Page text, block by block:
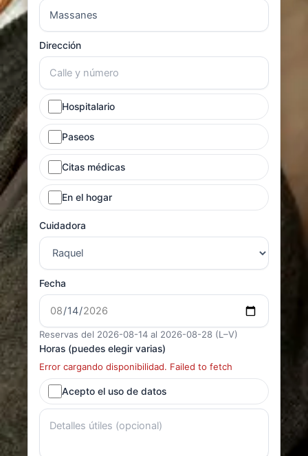
Dirección
Hospitalario
Paseos
Citas médicas
En el hogar
Cuidadora
Fecha
Reservas del 2026-08-14 al 2026-08-28 (L–V)
Horas (puedes elegir varias)
Error cargando disponibilidad. Failed to fetch
Acepto el uso de datos